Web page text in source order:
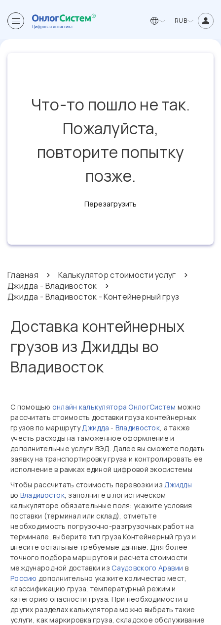
RUB
Что-то пошло не так.
Пожалуйста,
повторите попытку
позже.
Перезагрузить
Главная
Калькулятор стоимости услуг
Джидда - Владивосток
Джидда - Владивосток - Контейнерный груз
Доставка контейнерных
грузов из Джидды во
Владивосток
С помощью онлайн калькулятора ОнлогСистем можно
рассчитать стоимость доставки груза контейнерных
грузов по маршрутуДжидда - Владивосток, а также
учесть расходы на таможенное оформление и
дополнительные услуги ВЭД. Далее вы сможете подать
заявку на транспортировку груза и контролировать ее
исполнение в рамках единой цифровой экосистемы
Чтобы рассчитать стоимость перевозки изДжидды
во Владивосток, заполните в логистическом
калькуляторе обязательные поля: укажите условия
поставки (терминал или склад), отметьте
необходимость погрузочно‑разгрузочных работ на
терминале, выберите тип груза Контейнерный груз и
внесите остальные требуемые данные. Для более
точного подбора маршрутов и расчета стоимости
международной доставки из Саудовского Аравии в
Россию дополнительно укажите количество мест,
классификацию груза, температурный режим и
категорию опасности груза. При необходимости в
других разделах калькулятора можно выбрать такие
услуги, как маркировка груза, складское обслуживание